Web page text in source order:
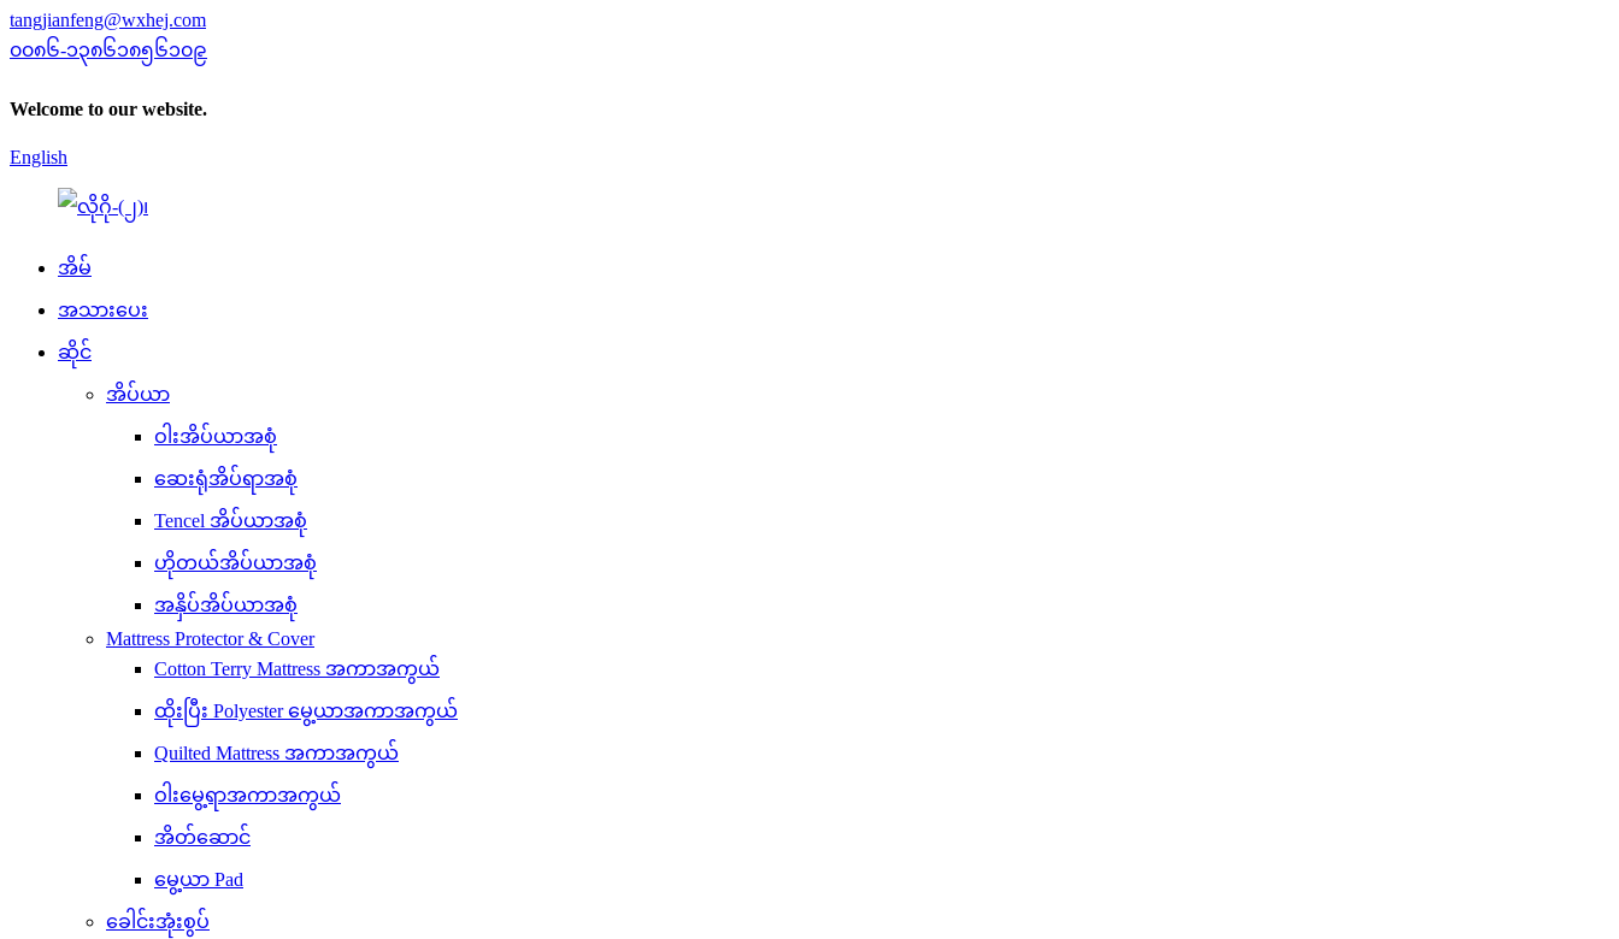
tangjianfeng@wxhej.com
၀၀၈၆-၁၃၈၆၁၈၅၆၁၀၉
Welcome to our website.
English
အိမ်
အသားပေး
ဆိုင်
အိပ်ယာ
ဝါးအိပ်ယာအစုံ
ဆေးရုံအိပ်ရာအစုံ
Tencel အိပ်ယာအစုံ
ဟိုတယ်အိပ်ယာအစုံ
အနှိပ်အိပ်ယာအစုံ
Mattress Protector & Cover
Cotton Terry Mattress အကာအကွယ်
ထိုးပြီး Polyester မွေ့ယာအကာအကွယ်
Quilted Mattress အကာအကွယ်
ဝါးမွေ့ရာအကာအကွယ်
အိတ်ဆောင်
မွေ့ယာ Pad
ခေါင်းအုံးစွပ်